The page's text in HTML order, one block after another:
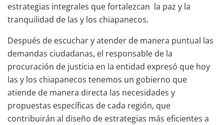
estrategias integrales que fortalezcan la paz y la
tranquilidad de las y los chiapanecos.
Después de escuchar y atender de manera puntual las
demandas ciudadanas, el responsable de la
procuración de justicia en la entidad expresó que hoy
las y los chiapanecos tenemos un gobierno que
atiende de manera directa las necesidades y
propuestas específicas de cada región, que
contribuirán al diseño de estrategias más eficientes a